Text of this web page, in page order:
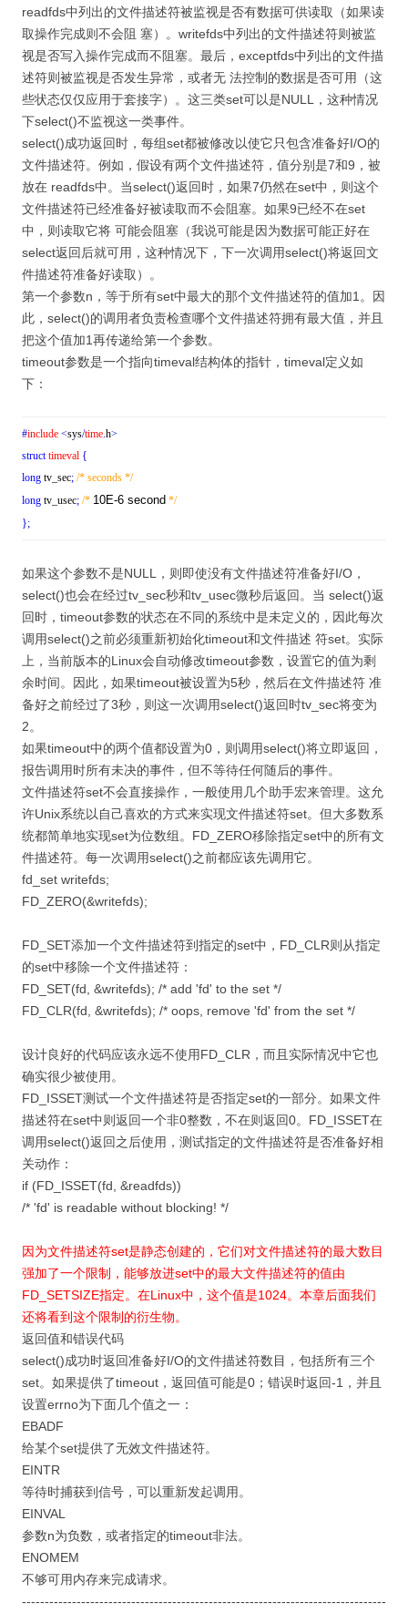
readfds中列出的文件描述符被监视是否有数据可供读取（如果读
取操作完成则不会阻 塞）。writefds中列出的文件描述符则被监
视是否写入操作完成而不阻塞。最后，exceptfds中列出的文件描
述符则被监视是否发生异常，或者无 法控制的数据是否可用（这
些状态仅仅应用于套接字）。这三类set可以是NULL，这种情况
下select()不监视这一类事件。
select()成功返回时，每组set都被修改以使它只包含准备好I/O的
文件描述符。例如，假设有两个文件描述符，值分别是7和9，被
放在 readfds中。当select()返回时，如果7仍然在set中，则这个
文件描述符已经准备好被读取而不会阻塞。如果9已经不在set
中，则读取它将 可能会阻塞（我说可能是因为数据可能正好在
select返回后就可用，这种情况下，下一次调用select()将返回文
件描述符准备好读取）。
第一个参数n，等于所有set中最大的那个文件描述符的值加1。因
此，select()的调用者负责检查哪个文件描述符拥有最大值，并且
把这个值加1再传递给第一个参数。
timeout参数是一个指向timeval结构体的指针，timeval定义如
下：
#include <sys/time.h>
struct timeval {
long tv_sec; /* seconds */
long tv_usec; /* 10E-6 second */
};
如果这个参数不是NULL，则即使没有文件描述符准备好I/O，
select()也会在经过tv_sec秒和tv_usec微秒后返回。当 select()返
回时，timeout参数的状态在不同的系统中是未定义的，因此每次
调用select()之前必须重新初始化timeout和文件描述 符set。实际
上，当前版本的Linux会自动修改timeout参数，设置它的值为剩
余时间。因此，如果timeout被设置为5秒，然后在文件描述符 准
备好之前经过了3秒，则这一次调用select()返回时tv_sec将变为
2。
如果timeout中的两个值都设置为0，则调用select()将立即返回，
报告调用时所有未决的事件，但不等待任何随后的事件。
文件描述符set不会直接操作，一般使用几个助手宏来管理。这允
许Unix系统以自己喜欢的方式来实现文件描述符set。但大多数系
统都简单地实现set为位数组。FD_ZERO移除指定set中的所有文
件描述符。每一次调用select()之前都应该先调用它。
fd_set writefds;
FD_ZERO(&writefds);
FD_SET添加一个文件描述符到指定的set中，FD_CLR则从指定
的set中移除一个文件描述符：
FD_SET(fd, &writefds); /* add 'fd' to the set */
FD_CLR(fd, &writefds); /* oops, remove 'fd' from the set */
设计良好的代码应该永远不使用FD_CLR，而且实际情况中它也
确实很少被使用。
FD_ISSET测试一个文件描述符是否指定set的一部分。如果文件
描述符在set中则返回一个非0整数，不在则返回0。FD_ISSET在
调用select()返回之后使用，测试指定的文件描述符是否准备好相
关动作：
if (FD_ISSET(fd, &readfds))
/* 'fd' is readable without blocking! */
因为文件描述符set是静态创建的，它们对文件描述符的最大数目
强加了一个限制，能够放进set中的最大文件描述符的值由
FD_SETSIZE指定。在Linux中，这个值是1024。本章后面我们
还将看到这个限制的衍生物。
返回值和错误代码
select()成功时返回准备好I/O的文件描述符数目，包括所有三个
set。如果提供了timeout，返回值可能是0；错误时返回-1，并且
设置errno为下面几个值之一：
EBADF
给某个set提供了无效文件描述符。
EINTR
等待时捕获到信号，可以重新发起调用。
EINVAL
参数n为负数，或者指定的timeout非法。
ENOMEM
不够可用内存来完成请求。
--------------------------------------------------------------------------------